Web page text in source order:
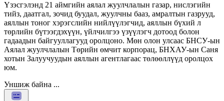
Үзэсгэлэнд 21 аймгийн аялал жуулчлалын газар, нислэгийн
тийз, даатгал, зочид буудал, жуулчны бааз, амралтын газрууд,
аяллын тоног хэрэгслийн нийлүүлэгчид, аяллын бүхий л
төрлийн бүтээгдэхүүн, үйлчилгээ үзүүлэгч дотоод болон
гадаадын байгууллагууд оролцоно. Мөн олон улсаас БНСУ-ын
Аялал жуулчлалын Төрийн өмчит корпорац, БНХАУ-ын Саня
хотын Залуучуудын аяллын агентлагаас төлөөллүүд оролцох
юм.
Уншиж байна ...